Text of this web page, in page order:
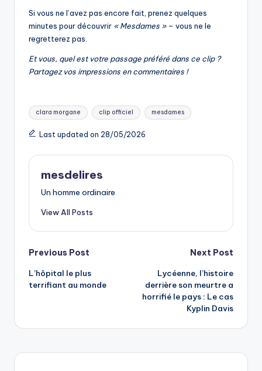
Si vous ne l’avez pas encore fait, prenez quelques
minutes pour découvrir « Mesdames »– vous ne le
regretterez pas.
Et vous, quel est votre passage préféré dans ce clip ?
Partagez vos impressions en commentaires !
Tags:
clara morgane clip officiel mesdames
Last updated on 28/05/2026
mesdelires
Un homme ordinaire
View All Posts
Post
navigation
Previous Post
L’hôpital le plus
terrifiant au monde
Next Post
Lycéenne, l’histoire
derrière son meurtre a
horrifié le pays : Le cas
Kyplin Davis